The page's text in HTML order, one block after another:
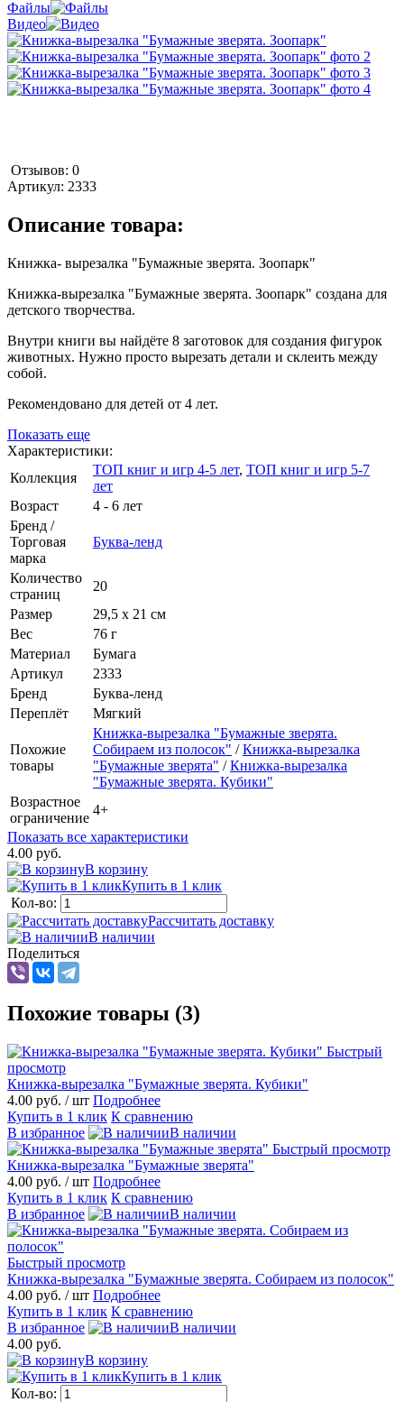
Файлы
Видео
Отзывов: 0
Артикул: 2333
Описание товара:
Книжка- вырезалка "Бумажные зверята. Зоопарк"
Книжка-вырезалка "Бумажные зверята. Зоопарк" создана для
детского творчества.
Внутри книги вы найдёте 8 заготовок для создания фигурок
животных. Нужно просто вырезать детали и склеить между
собой.
Рекомендовано для детей от 4 лет.
Показать еще
Характеристики:
Коллекция
ТОП книг и игр 4-5 лет, ТОП книг и игр 5-7
лет
Возраст
4 - 6 лет
Бренд /
Торговая
марка
Буква-ленд
Количество
страниц
20
Размер
29,5 х 21 см
Вес
76 г
Материал
Бумага
Артикул
2333
Бренд
Буква-ленд
Переплёт
Мягкий
Похожие
товары
Книжка-вырезалка "Бумажные зверята.
Собираем из полосок" /Книжка-вырезалка
"Бумажные зверята" /Книжка-вырезалка
"Бумажные зверята. Кубики"
Возрастное
ограничение
4+
Показать все характеристики
4.00 руб.
В корзину
Купить в 1 клик
Кол-во:
Рассчитать доставку
В наличии
Поделиться
Похожие товары (3)
Быстрый
просмотр
Книжка-вырезалка "Бумажные зверята. Кубики"
4.00 руб. / шт Подробнее
Купить в 1 клик К сравнению
В избранное
В наличии
Быстрый просмотр
Книжка-вырезалка "Бумажные зверята"
4.00 руб. / шт Подробнее
Купить в 1 клик К сравнению
В избранное
В наличии
Быстрый просмотр
Книжка-вырезалка "Бумажные зверята. Собираем из полосок"
4.00 руб. / шт Подробнее
Купить в 1 клик К сравнению
В избранное
В наличии
4.00 руб.
В корзину
Купить в 1 клик
Кол-во: